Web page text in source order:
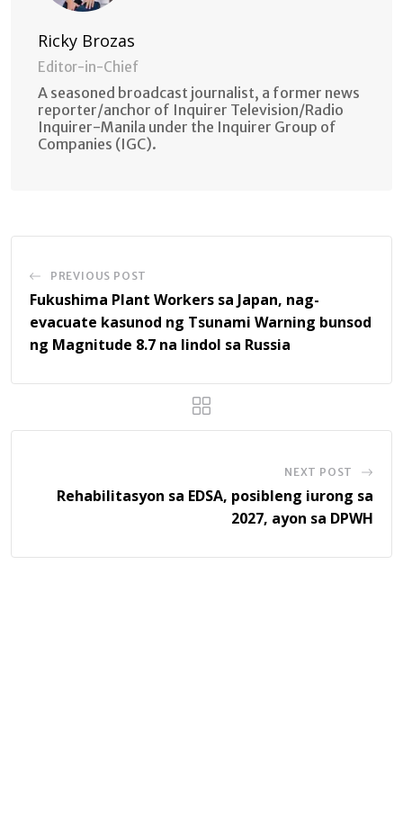
Ricky Brozas
Editor-in-Chief
A seasoned broadcast journalist, a former news
reporter/anchor of Inquirer Television/Radio
Inquirer-Manila under the Inquirer Group of
Companies (IGC).
PREVIOUS POST
Fukushima Plant Workers sa Japan, nag-
evacuate kasunod ng Tsunami Warning bunsod
ng Magnitude 8.7 na lindol sa Russia
NEXT POST
Rehabilitasyon sa EDSA, posibleng iurong sa
2027, ayon sa DPWH